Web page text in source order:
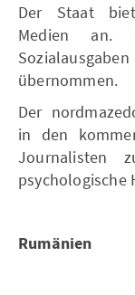
Der Staat
Medien an.
übernommen.
Der
in den
Journalisten
psychologische
Rumänien